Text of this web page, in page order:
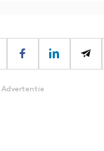
Advertentie